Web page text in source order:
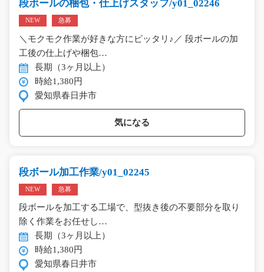
段ボールの梱包・仕上げスタッフ/y01_02246
NEW 急募
＼モクモク作業が好きな方にピッタリ♪／ 段ボールの加
工後の仕上げや梱包…
長期（3ヶ月以上）
時給1,380円
愛知県春日井市
気になる
段ボール加工作業/y01_02245
NEW 急募
段ボールを加工する工場で、型抜き後の不要部分を取り
除く作業をお任せし…
長期（3ヶ月以上）
時給1,380円
愛知県春日井市